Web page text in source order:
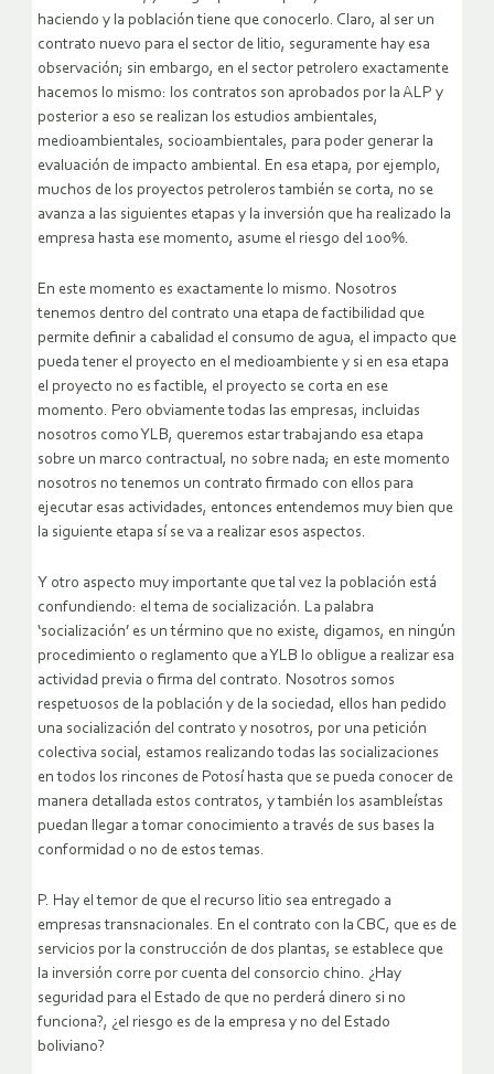
haciendo y la población tiene que conocerlo. Claro, al ser un
contrato nuevo para el sector de litio, seguramente hay esa
observación; sin embargo, en el sector petrolero exactamente
hacemos lo mismo: los contratos son aprobados por la ALP y
posterior a eso se realizan los estudios ambientales,
medioambientales, socioambientales, para poder generar la
evaluación de impacto ambiental. En esa etapa, por ejemplo,
muchos de los proyectos petroleros también se corta, no se
avanza a las siguientes etapas y la inversión que ha realizado la
empresa hasta ese momento, asume el riesgo del 100%.
En este momento es exactamente lo mismo. Nosotros
tenemos dentro del contrato una etapa de factibilidad que
permite definir a cabalidad el consumo de agua, el impacto que
pueda tener el proyecto en el medioambiente y si en esa etapa
el proyecto no es factible, el proyecto se corta en ese
momento. Pero obviamente todas las empresas, incluidas
nosotros como YLB, queremos estar trabajando esa etapa
sobre un marco contractual, no sobre nada; en este momento
nosotros no tenemos un contrato firmado con ellos para
ejecutar esas actividades, entonces entendemos muy bien que
la siguiente etapa sí se va a realizar esos aspectos.
Y otro aspecto muy importante que tal vez la población está
confundiendo: el tema de socialización. La palabra
‘socialización’ es un término que no existe, digamos, en ningún
procedimiento o reglamento que a YLB lo obligue a realizar esa
actividad previa o firma del contrato. Nosotros somos
respetuosos de la población y de la sociedad, ellos han pedido
una socialización del contrato y nosotros, por una petición
colectiva social, estamos realizando todas las socializaciones
en todos los rincones de Potosí hasta que se pueda conocer de
manera detallada estos contratos, y también los asambleístas
puedan llegar a tomar conocimiento a través de sus bases la
conformidad o no de estos temas.
P. Hay el temor de que el recurso litio sea entregado a
empresas transnacionales. En el contrato con la CBC, que es de
servicios por la construcción de dos plantas, se establece que
la inversión corre por cuenta del consorcio chino. ¿Hay
seguridad para el Estado de que no perderá dinero si no
funciona?, ¿el riesgo es de la empresa y no del Estado
boliviano?